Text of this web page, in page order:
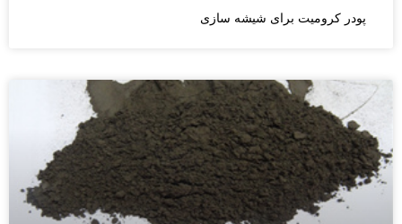
پودر کرومیت برای شیشه سازی